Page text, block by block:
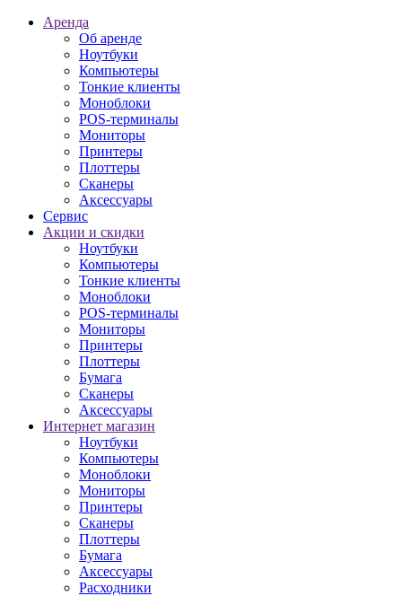
Аренда
Об аренде
Ноутбуки
Компьютеры
Тонкие клиенты
Моноблоки
POS-терминалы
Мониторы
Принтеры
Плоттеры
Сканеры
Аксессуары
Сервис
Акции и скидки
Ноутбуки
Компьютеры
Тонкие клиенты
Моноблоки
POS-терминалы
Мониторы
Принтеры
Плоттеры
Бумага
Сканеры
Аксессуары
Интернет магазин
Ноутбуки
Компьютеры
Моноблоки
Мониторы
Принтеры
Сканеры
Плоттеры
Бумага
Аксессуары
Расходники